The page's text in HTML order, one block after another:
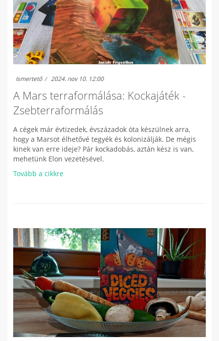
Ismertető 2024. nov 10. 12:00
A Mars terraformálása: Kockajáték -
Zsebterraformálás
A cégek már évtizedek, évszázadok óta készülnek arra,
hogy a Marsot élhetővé tegyék és kolonizálják. De mégis
kinek van erre ideje? Pár kockadobás, aztán kész is van,
mehetünk Elon vezetésével.
Tovább a cikkre